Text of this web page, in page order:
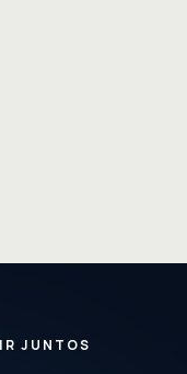
JUNTOS